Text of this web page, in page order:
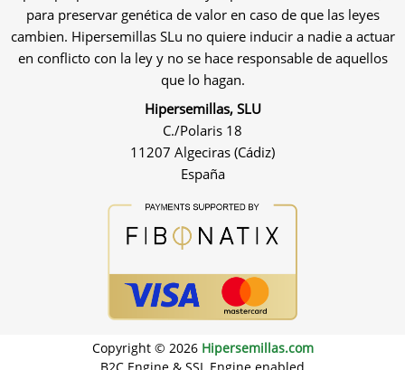
para preservar genética de valor en caso de que las leyes
cambien. Hipersemillas SLu no quiere inducir a nadie a actuar
en conflicto con la ley y no se hace responsable de aquellos
que lo hagan.
Hipersemillas, SLU
C./Polaris 18
11207 Algeciras (Cádiz)
España
Copyright © 2026 Hipersemillas.com